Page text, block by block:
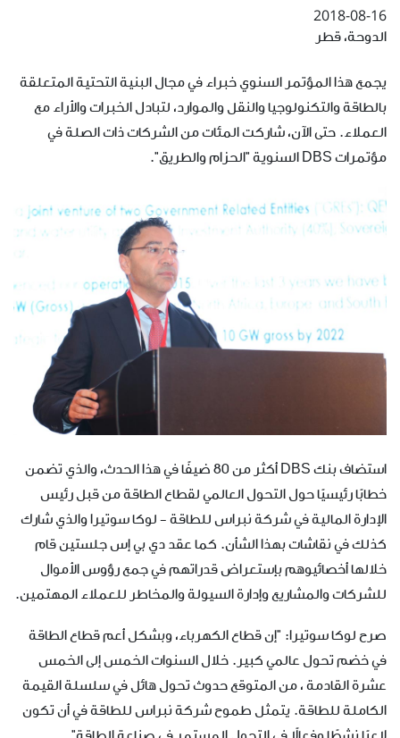
2018-08-16
الدوحة، قطر
يجمع هذا المؤتمر السنوي خبراء في مجال البنية التحتية المتعلقة
بالطاقة والتكنولوجيا والنقل والموارد، لتبادل الخبرات والأراء مع
العملاء. حتى الآن، شاركت المئات من الشركات ذات الصلة في
مؤتمرات DBS السنوية "الحزام والطريق".
استضاف بنك DBS أكثر من 80 ضيفًا في هذا الحدث، والذي تضمن
خطابًا رئيسيًا حول التحول العالمي لقطاع الطاقة من قبل رئيس
الإدارة المالية في شركة نبراس للطاقة - لوكا سوتيرا والذي شارك
كذلك في نقاشات بهذا الشأن. كما عقد دي بي إس جلستين قام
خلالها أخصائيوهم بإستعراض قدراتهم في جمع رؤوس الأموال
للشركات والمشاريع وإدارة السيولة والمخاطر للعملاء المهتمين.
صرح لوكا سوتيرا: "إن قطاع الكهرباء، وبشكل أعم قطاع الطاقة
في خضم تحول عالمي كبير. خلال السنوات الخمس إلى الخمس
عشرة القادمة ، من المتوقع حدوث تحول هائل في سلسلة القيمة
الكاملة للطاقة. يتمثل طموح شركة نبراس للطاقة في أن تكون